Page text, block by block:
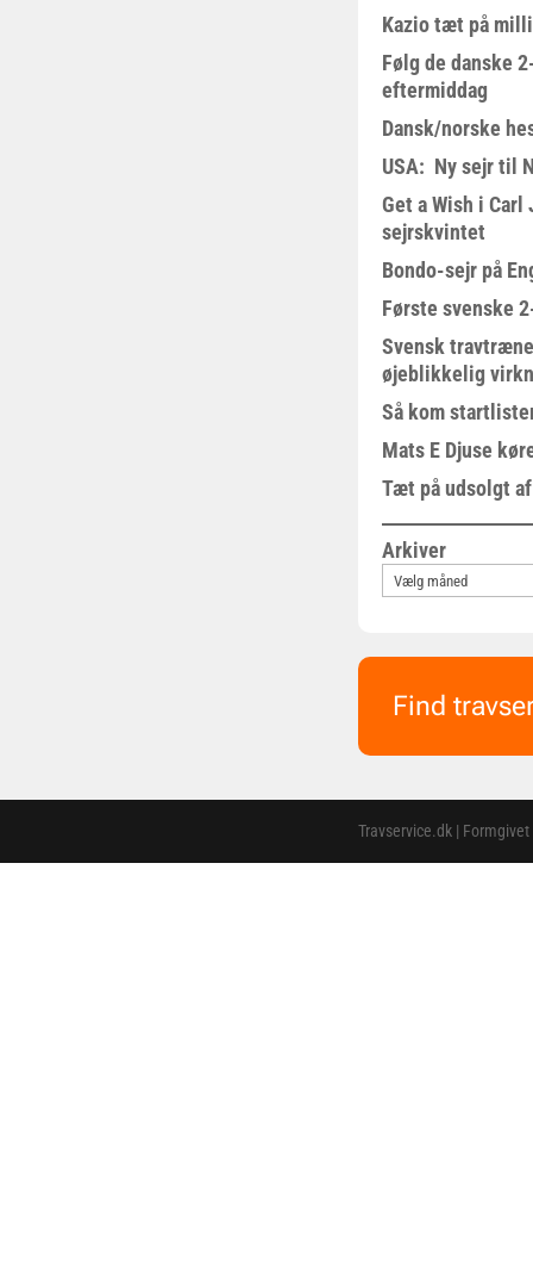
Kazio tæt på
Følg de danske
eftermiddag
Dansk/norske
USA: Ny sejr til
Get a Wish i Carl
sejrskvintet
Bondo-sejr på
Første svenske
Svensk
øjeblikkelig
Så kom
Mats E Djuse
Tæt på udsolgt
Arkiver
Find
Travservice.dk |